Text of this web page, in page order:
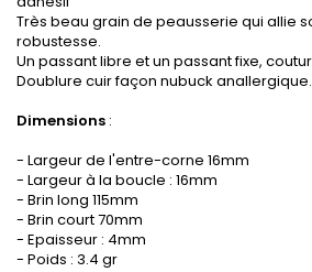
Très beau grain de peausserie qui allie
robustesse.
Un passant libre et un passant fixe,
Doublure cuir façon nubuck anallergique.
Dimensions :
- Largeur de l'entre-corne 16mm
- Largeur à la boucle : 16mm
- Brin long 115mm
- Brin court 70mm
- Epaisseur : 4mm
- Poids : 3.4 gr